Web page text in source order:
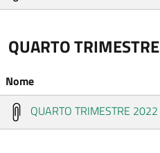
QUARTO TRIMESTRE
Nome
QUARTO TRIMESTRE 2022